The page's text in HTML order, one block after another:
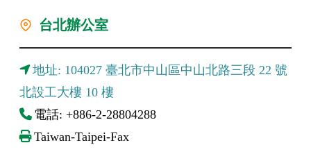
台北辦公室
地址: 104027 臺北市中山區中山北路三段 22 號
北設工大樓 10 樓
電話: +886-2-28804288
Taiwan-Taipei-Fax